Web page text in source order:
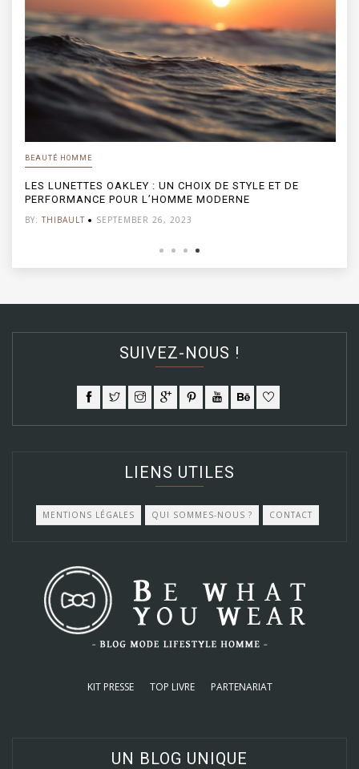
BEAUTÉ HOMME
LES LUNETTES OAKLEY : UN CHOIX DE STYLE ET DE
PERFORMANCE POUR L’HOMME MODERNE
BY: THIBAULT SEPTEMBER 26, 2023
SUIVEZ-NOUS !
LIENS UTILES
MENTIONS LÉGALES QUI SOMMES-NOUS ? CONTACT
KIT PRESSE TOP LIVRE PARTENARIAT
UN BLOG UNIQUE